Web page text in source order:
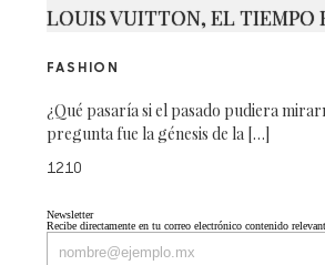
LOUIS VUITTON, EL TIEMPO
FASHION
¿Qué pasaría si el pasado pudiera
pregunta fue la génesis de la […]
1210
Newsletter
Recibe directamente en tu correo electrónico contenido